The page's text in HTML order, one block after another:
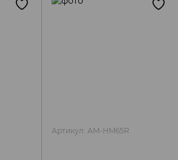
Артикул: AM-HM65R